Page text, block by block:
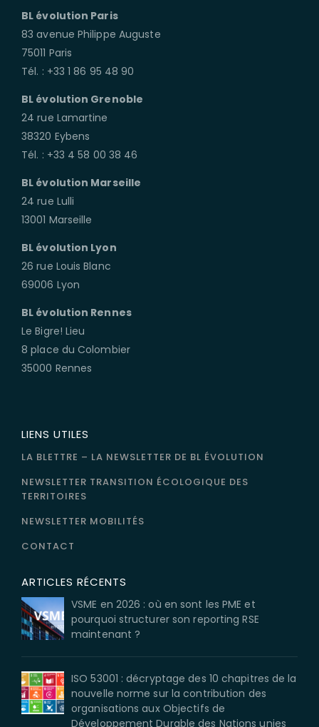
BL évolution Paris
83 avenue Philippe Auguste
75011 Paris
Tél. : +33 1 86 95 48 90
BL évolution Grenoble
24 rue Lamartine
38320 Eybens
Tél. : +33 4 58 00 38 46
BL évolution Marseille
24 rue Lulli
13001 Marseille
BL évolution Lyon
26 rue Louis Blanc
69006 Lyon
BL évolution Rennes
Le Bigre! Lieu
8 place du Colombier
35000 Rennes
LIENS UTILES
LA BLETTRE – LA NEWSLETTER DE BL ÉVOLUTION
NEWSLETTER TRANSITION ÉCOLOGIQUE DES
TERRITOIRES
NEWSLETTER MOBILITÉS
CONTACT
ARTICLES RÉCENTS
VSME en 2026 : où en sont les PME et
pourquoi structurer son reporting RSE
maintenant ?
ISO 53001 : décryptage des 10 chapitres de la
nouvelle norme sur la contribution des
organisations aux Objectifs de
Développement Durable des Nations unies